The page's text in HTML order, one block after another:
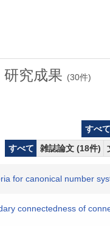
研究成果 (30件)
すべて
すべて
雑誌論文 (18件)
for canonical number
connectedness of